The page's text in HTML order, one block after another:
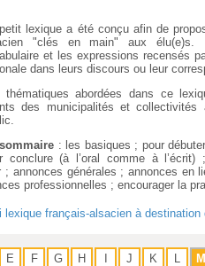
lexique a été conçu afin de
"clés en main" aux élu(e)s.
et les expressions recensés
dans leurs discours ou leur
thématiques abordées dans ce
des municipalités et collectivités
: les basiques ; pour
conclure (à l’oral comme à l’écrit)
; annonces générales ; annonces en
professionnelles ; encourager la
lexique français-alsacien à destination
E F G H J K M